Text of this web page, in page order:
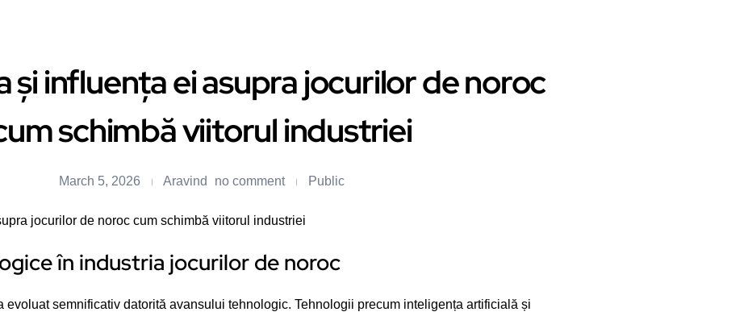
și influența ei asupra jocurilor de noroc
schimbă viitorul industriei
March 5, 2026 Aravind no comment Public
jocurilor de noroc cum schimbă viitorul industriei
în industria jocurilor de noroc
evoluat semnificativ datorită avansului tehnologic. Tehnologii precum inteligența artificială și